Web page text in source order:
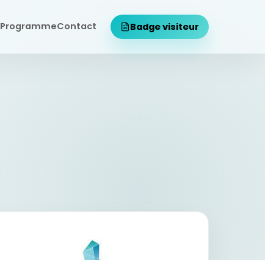
ProgrammeContact Badge visiteur